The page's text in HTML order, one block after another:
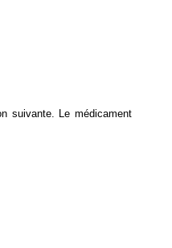
suivante. Le médicament